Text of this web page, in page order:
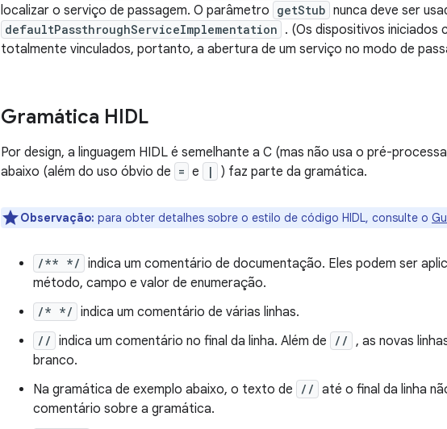
localizar o serviço de passagem. O parâmetro getStub nunca deve ser
defaultPassthroughServiceImplementation . (Os dispositivos iniciados
totalmente vinculados, portanto, a abertura de um serviço no modo de
Gramática HIDL
Por design, a linguagem HIDL é semelhante a C (mas não usa o pré-
abaixo (além do uso óbvio de = e | ) faz parte da gramática.
Observação: para obter detalhes sobre o estilo de código HIDL, consulte o
/** */ indica um comentário de documentação. Eles podem ser
método, campo e valor de enumeração.
/* */ indica um comentário de várias linhas.
// indica um comentário no final da linha. Além de // , as novas
branco.
Na gramática de exemplo abaixo, o texto de
// até o final da linha
comentário sobre a gramática.